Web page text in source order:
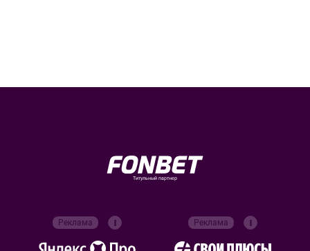
Титульный партнер
Реклама Реклама